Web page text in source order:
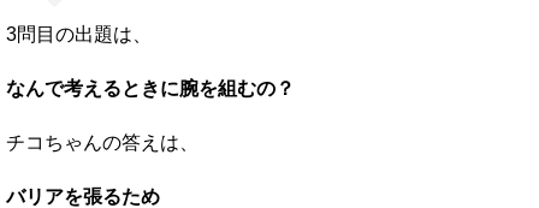
3問目の出題は、
なんで考えるときに腕を組むの？
チコちゃんの答えは、
バリアを張るため